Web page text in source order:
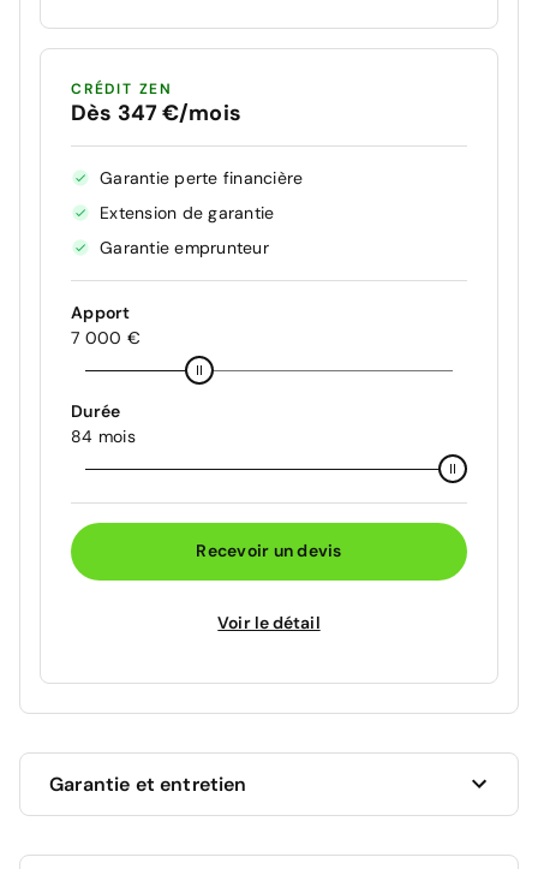
CRÉDIT ZEN
Dès 347 €/mois
Garantie perte financière
Extension de garantie
Garantie emprunteur
Apport
7 000 €
Durée
84 mois
Recevoir un devis
Voir le détail
Garantie et entretien